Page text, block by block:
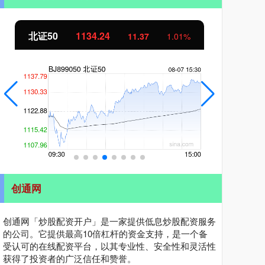
北证50 1134.24 11.37 1.01%
创通网
创通网「炒股配资开户」是一家提供低息炒股配资服务
的公司。它提供最高10倍杠杆的资金支持，是一个备
受认可的在线配资平台，以其专业性、安全性和灵活性
获得了投资者的广泛信任和赞誉。